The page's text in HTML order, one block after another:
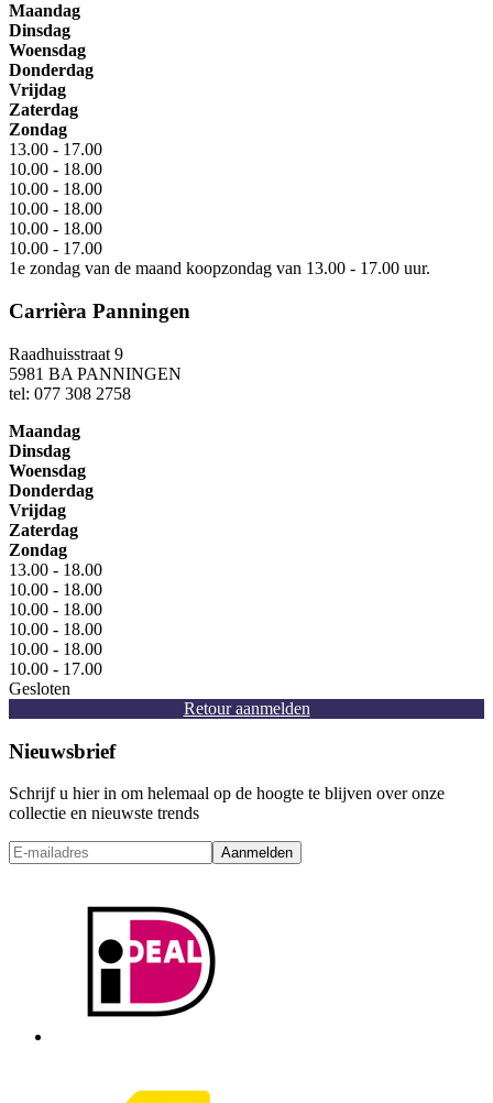
Maandag
Dinsdag
Woensdag
Donderdag
Vrijdag
Zaterdag
Zondag
13.00 - 17.00
10.00 - 18.00
10.00 - 18.00
10.00 - 18.00
10.00 - 18.00
10.00 - 17.00
1e zondag van de maand koopzondag van 13.00 - 17.00 uur.
Carrièra Panningen
Raadhuisstraat 9
5981 BA PANNINGEN
tel: 077 308 2758
Maandag
Dinsdag
Woensdag
Donderdag
Vrijdag
Zaterdag
Zondag
13.00 - 18.00
10.00 - 18.00
10.00 - 18.00
10.00 - 18.00
10.00 - 18.00
10.00 - 17.00
Gesloten
Retour aanmelden
Nieuwsbrief
Schrijf u hier in om helemaal op de hoogte te blijven over onze
collectie en nieuwste trends
Aanmelden